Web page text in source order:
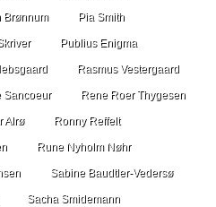
Brønnum Pia Smith
Publius Enigma
Rasmus Vestergaard
Sancoeur Rene Roer Thygesen
Alrø Ronny Reffelt
Rune Nyholm Nøhr
Sabine Baudtler-Vedersø
Sacha Smidemann